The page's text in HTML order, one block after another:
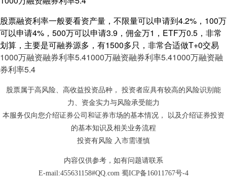
股票融资利率一般要看资产量，不限量可以申请到4.2%，100万
可以申请4%，500万可以申请3.9，佣金万1，ETF万0.5，非常
划算，主要是可融券源多，有1500多只，非常合适做T+0交易
1000万融资融券利率5.41000万融资融券利率5.41000万融资融
券利率5.4
股票属于高风险、高收益投资品种， 投资者应具有较高的风险识别能
力、资金实力与风险承受能力
本服务仅向您介绍证券公司和证券市场的基本情况， 以及介绍证券投资
的基本知识及相关业务流程
投资有风险 入市需谨慎
内容仅供参考，如有问题请联系
E-mail:455631158#QQ.com 蜀ICP备16011767号-4